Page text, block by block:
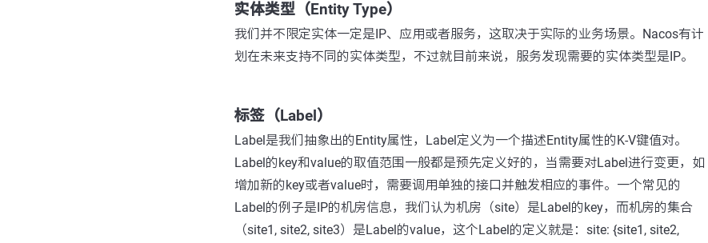
实体类型（Entity Type）
我们并不限定实体一定是IP、应用或者服务，这取决于实际的业务场景。Nacos有计
划在未来支持不同的实体类型，不过就目前来说，服务发现需要的实体类型是IP。
标签（Label）
Label是我们抽象出的Entity属性，Label定义为一个描述Entity属性的K-V键值对。
Label的key和value的取值范围一般都是预先定义好的，当需要对Label进行变更，如
增加新的key或者value时，需要调用单独的接口并触发相应的事件。一个常见的
Label的例子是IP的机房信息，我们认为机房（site）是Label的key，而机房的集合
（site1, site2, site3）是Label的value，这个Label的定义就是：site: {site1, site2,